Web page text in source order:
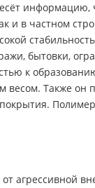
информацию,
в частном
бытовки,
к
Также он
агрессивной